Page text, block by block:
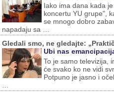
Iako ima dana kada
koncertu YU grupe",
se mnogo dobro
napadaju sa …
Gledali smo, ne gledajte:
Ubi nas
To je samo televizija,
će svako ko ne vidi
Potpuno je jasno i